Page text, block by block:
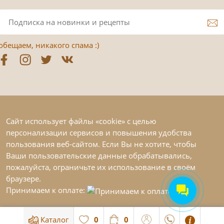
Каталог 0 0
никакого спама :)
Сайт использует файлы «cookie» с целью
персонализации сервисов и повышения удобства
пользования веб-сайтом. Если Вы не хотите, чтобы
Ваши пользовательские данные обрабатывались,
пожалуйста, ограничьте их использование в своём
браузере.
Принимаем к оплате: